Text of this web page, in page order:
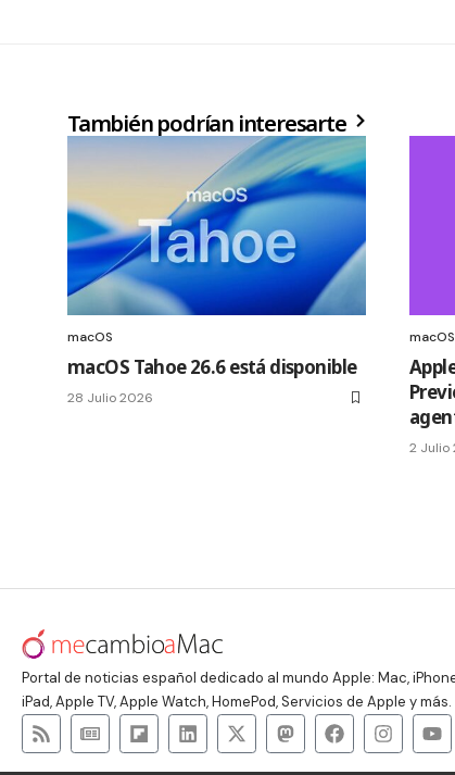
También podrían interesarte
macOS
macOS Tahoe 26.6 está disponible
28 Julio 2026
macOS
2 Julio
Portal de noticias español dedicado al mundo Apple: Mac,
iPad, Apple TV, Apple Watch, HomePod, Servicios de Apple y más.